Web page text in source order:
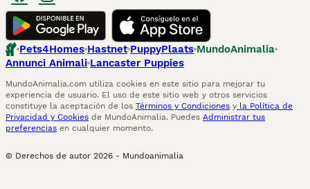
Pets4Homes Hastnet PuppyPlaats MundoAnimalia
Annunci Animali Lancaster Puppies
MundoAnimalia.com utiliza cookies en este sitio para mejorar tu
experiencia de usuario. El uso de este sitio web y otros servicios
constituye la aceptación de los Términos y Condiciones y la Política de
Privacidad y Cookies de MundoAnimalia. Puedes Administrar tus
preferencias en cualquier momento.
© Derechos de autor 2026 - Mundoanimalia